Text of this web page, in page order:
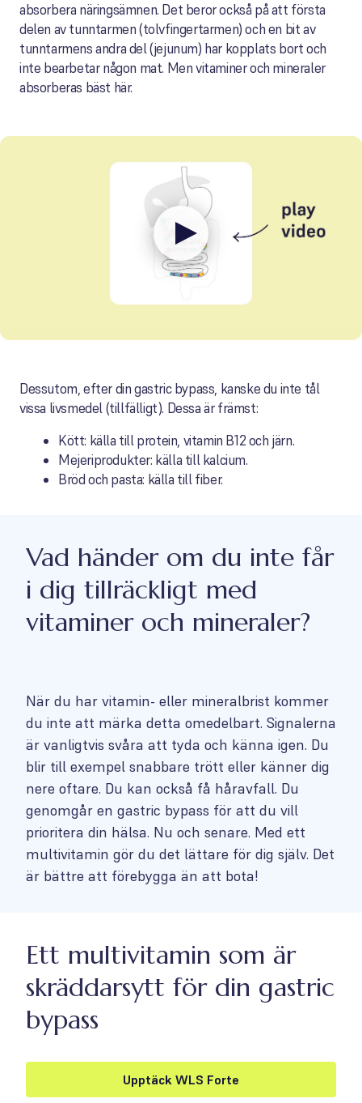
absorbera näringsämnen. Det beror också på att första
delen av tunntarmen (tolvfingertarmen) och en bit av
tunntarmens andra del (jejunum) har kopplats bort och
inte bearbetar någon mat. Men vitaminer och mineraler
absorberas bäst här.
Dessutom, efter din gastric bypass, kanske du inte tål
vissa livsmedel (tillfälligt). Dessa är främst:
Kött: källa till protein, vitamin B12 och järn.
Mejeriprodukter: källa till kalcium.
Bröd och pasta: källa till fiber.
Vad händer om du inte får
i dig tillräckligt med
vitaminer och mineraler?
När du har vitamin- eller mineralbrist kommer
du inte att märka detta omedelbart. Signalerna
är vanligtvis svåra att tyda och känna igen. Du
blir till exempel snabbare trött eller känner dig
nere oftare. Du kan också få håravfall. Du
genomgår en gastric bypass för att du vill
prioritera din hälsa. Nu och senare. Med ett
multivitamin gör du det lättare för dig själv. Det
är bättre att förebygga än att bota!
Ett multivitamin som är
skräddarsytt för din gastric
bypass
Upptäck WLS Forte